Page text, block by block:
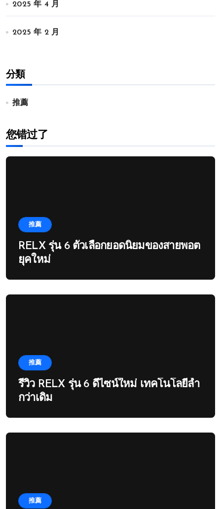
2025 年 4 月
2025 年 2 月
分類
推薦
您错过了
推薦
RELX รุ่น 6 ตัวเลือกยอดนิยมของสายพอต
ยุคใหม่
推薦
รีวิว RELX รุ่น 6 ดีไซน์ใหม่ เทคโนโลยีล้ำ
กว่าเดิม
推薦